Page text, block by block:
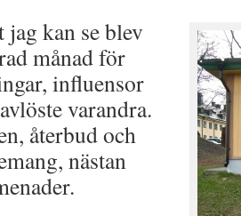
kan se blev
månad för
influensor
varandra.
återbud och
nästan